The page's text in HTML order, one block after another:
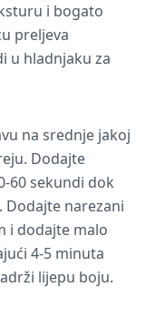
i bogato
preljeva
u hladnjaku za
na srednje jakoj
Dodajte
60 sekundi dok
Dodajte narezani
i dodajte malo
4-5 minuta
lijepu boju.